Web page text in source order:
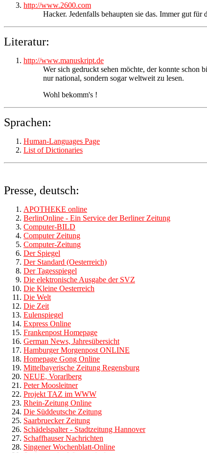
http://www.2600.com
Hacker. Jedenfalls behaupten sie das. Immer gut für
Literatur:
http://www.manuskript.de
Wer sich gedruckt sehen möchte, der konnte schon
nur national, sondern sogar weltweit zu lesen.
Wohl bekomm's !
Sprachen:
Human-Languages Page
List of Dictionaries
Presse, deutsch:
APOTHEKE online
BerlinOnline - Ein Service der Berliner Zeitung
Computer-BILD
Computer Zeitung
Computer-Zeitung
Der Spiegel
Der Standard (Oesterreich)
Der Tagesspiegel
Die elektronische Ausgabe der SVZ
Die Kleine Oesterreich
Die Welt
Die Zeit
Eulenspiegel
Express Online
Frankenpost Homepage
German News, Jahresübersicht
Hamburger Morgenpost ONLINE
Homepage Gong Online
Mittelbayerische Zeitung Regensburg
NEUE, Vorarlberg
Peter Moosleitner
Projekt TAZ im WWW
Rhein-Zeitung Online
Die Süddeutsche Zeitung
Saarbruecker Zeitung
Schädelspalter - Stadtzeitung Hannover
Schaffhauser Nachrichten
Singener Wochenblatt-Online